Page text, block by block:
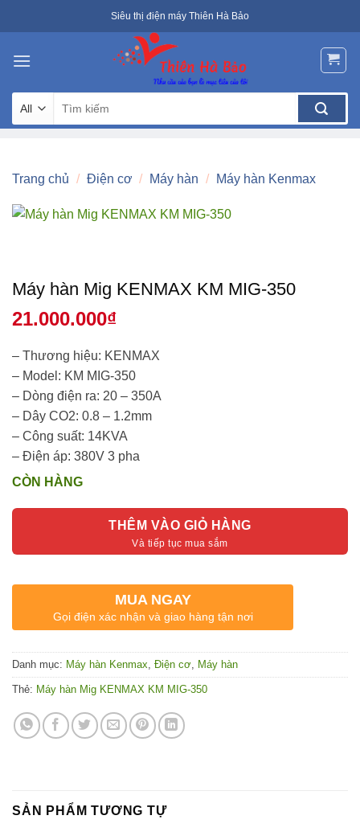
to
Siêu thị điện máy Thiên Hà Bảo
kiếm:
Trang chủ / Điện cơ / Máy hàn / Máy hàn Kenmax
Máy hàn Mig KENMAX KM MIG-350
21.000.000₫
– Thương hiệu: KENMAX
– Model: KM MIG-350
– Dòng điện ra: 20 – 350A
– Dây CO2: 0.8 – 1.2mm
– Công suất: 14KVA
– Điện áp: 380V 3 pha
CÒN HÀNG
THÊM VÀO GIỎ HÀNG
MUA NGAY
Gọi điện xác nhận và giao hàng tận nơi
Danh mục: Máy hàn Kenmax, Điện cơ, Máy hàn
Thẻ: Máy hàn Mig KENMAX KM MIG-350
SẢN PHẨM TƯƠNG TỰ